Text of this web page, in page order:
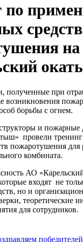
по
средств
полученные при
возникновения
борьбы с огнем.
и
провели
пожаротушения для
комбината.
АО
входят не
но и
теоретические
для сотрудников.